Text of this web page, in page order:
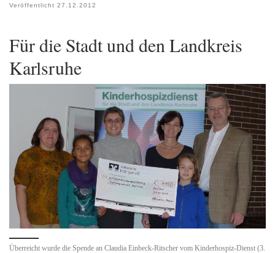
Veröffentlicht 27.12.2012
Für die Stadt und den Landkreis
Karlsruhe
Überreicht wurde die Spende an Claudia Einbeck-Ritscher vom Kinderhospiz-Dienst (3.